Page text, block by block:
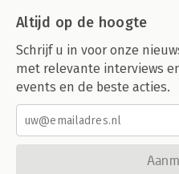
Altijd op de hoogte
Schrijf u in voor onze
met relevante interviews
events en de beste acties.